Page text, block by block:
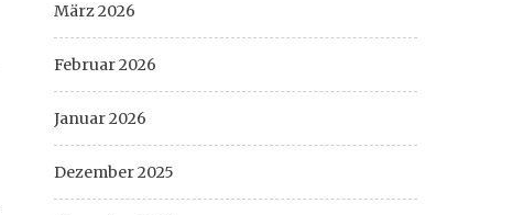
März 2026
Februar 2026
Januar 2026
Dezember 2025